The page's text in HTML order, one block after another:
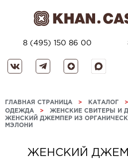
8 (495) 150 86 00
ГЛАВНАЯ СТРАНИЦА > КАТАЛОГ
ОДЕЖДА > ЖЕНСКИЕ СВИТЕРЫ И
ЖЕНСКИЙ ДЖЕМПЕР ИЗ
МЭЛОНИ
ЖЕНСКИЙ